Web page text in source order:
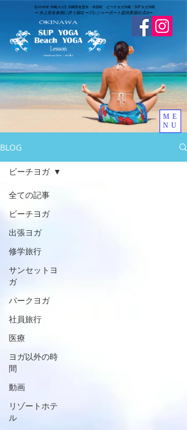
​【LinoKai 沖縄ヨガ】沖縄県名護市・本部町 ビーチヨガ沖縄・SUPヨガ沖縄
➖ 水上安全条例に伴う届出 ➖​プレジャーボート提供業届出済み➖
ME
NU
BLOG
全ての記事
ビーチヨガ
出張ヨガ
修学旅行
サンセットヨ
ガ
パークヨガ
社員旅行
医療
ヨガ以外の時
間
動画
リゾートホテ
ル
ビーチヨガ